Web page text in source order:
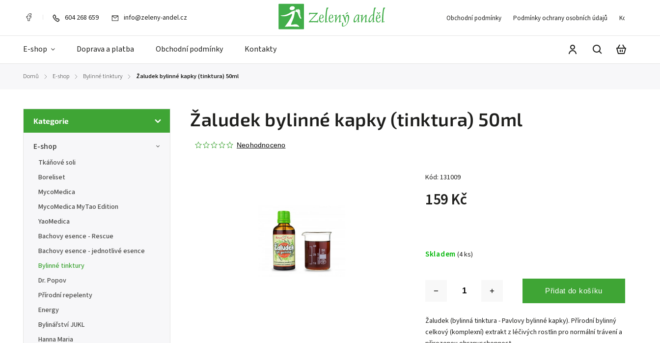
604 268 659 info@zeleny-andel.cz Obchodní podmínky Podmínky ochrany osobních údajů Kontakty
E-shop Doprava a platba Obchodní podmínky Kontakty
Domů / E-shop / Bylinné tinktury / Žaludek bylinné kapky (tinktura) 50ml
Kategorie
E-shop
Tkáňové soli
Boreliset
MycoMedica
MycoMedica MyTao Edition
YaoMedica
Bachovy esence - Rescue
Bachovy esence - jednotlivé esence
Bylinné tinktury
Dr. Popov
Přírodní repelenty
Energy
Bylinářství JUKL
Hanna Maria
Žaludek bylinné kapky (tinktura) 50ml
Neohodnoceno
Kód: 131009
159 Kč
Skladem (4 ks)
Přidat do košíku
Žaludek (bylinná tinktura - Pavlovy bylinné kapky). Přírodní bylinný
celkový (komplexní) extrakt z léčivých rostlin pro normální trávení a